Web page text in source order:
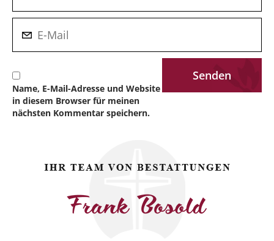
Name, E-Mail-Adresse und Website
in diesem Browser für meinen
nächsten Kommentar speichern.